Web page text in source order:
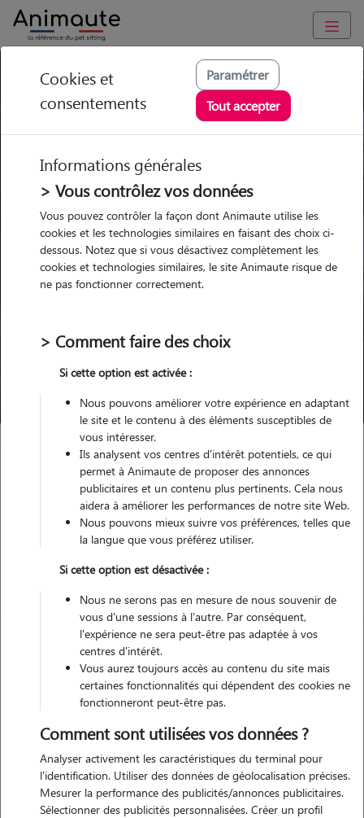
Trouvez votre gardien idéal !
Garde
chez le Pet Sitter
Garde
chez le Pet Sitter Visites
Visites
Pour quel animal ?
Trouver mon Pet Sitter
Garde animaux France Auvergne-Rhône-Alpes
Loire
La Ricamarie
Nos dog sitters à La Ricamarie
Cookies et
consentements
Paramétrer
Tout accepter
Informations générales
> Vous contrôlez vos données
Vous pouvez contrôler la façon dont Animaute utilise les
cookies et les technologies similaires en faisant des choix ci-
dessous. Notez que si vous désactivez complètement les
cookies et technologies similaires, le site Animaute risque de
ne pas fonctionner correctement.
> Comment faire des choix
Si cette option est activée :
Nous pouvons améliorer votre expérience en adaptant
le site et le contenu à des éléments susceptibles de
vous intéresser.
Ils analysent vos centres d'intérêt potentiels, ce qui
permet à Animaute de proposer des annonces
publicitaires et un contenu plus pertinents. Cela nous
aidera à améliorer les performances de notre site Web.
Nous pouvons mieux suivre vos préférences, telles que
la langue que vous préférez utiliser.
Si cette option est désactivée :
Nous ne serons pas en mesure de nous souvenir de
vous d'une sessions à l'autre. Par conséquent,
l'expérience ne sera peut-être pas adaptée à vos
centres d'intérêt.
Vous aurez toujours accès au contenu du site mais
certaines fonctionnalités qui dépendent des cookies ne
fonctionneront peut-être pas.
Comment sont utilisées vos données ?
Analyser activement les caractéristiques du terminal pour
l'identification. Utiliser des données de géolocalisation précises.
Mesurer la performance des publicités/annonces publicitaires.
Sélectionner des publicités personnalisées. Créer un profil